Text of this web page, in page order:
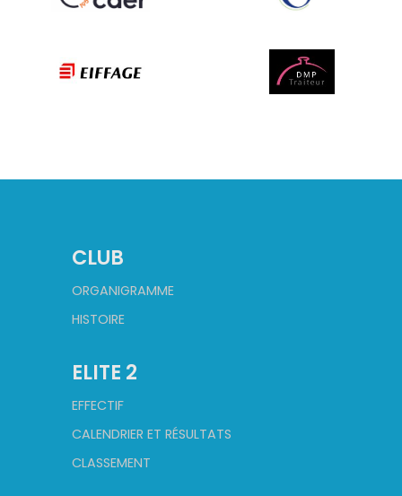
CLUB
ORGANIGRAMME
HISTOIRE
ELITE 2
EFFECTIF
CALENDRIER ET RÉSULTATS
CLASSEMENT